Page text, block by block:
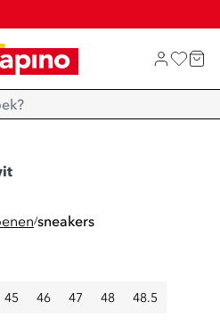
KORTING OP SALE
NIEUW
/sneakers
45 46 47 48 48.5